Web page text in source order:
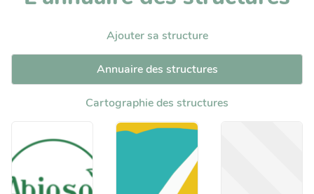
Ajouter sa structure
Annuaire des structures
Cartographie des structures